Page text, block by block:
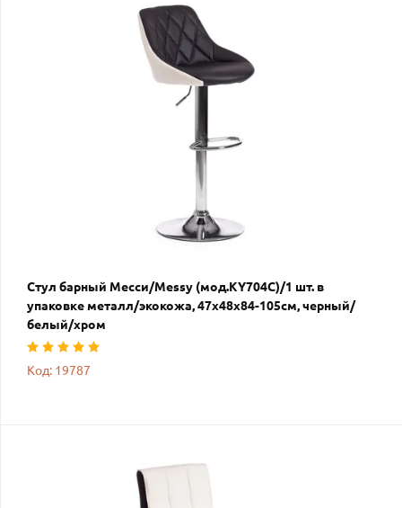
Стул барный Месси/Messy (мод.KY704C)/1 шт. в
упаковке металл/экокожа, 47х48х84-105см, черный/
белый/хром
Код: 19787